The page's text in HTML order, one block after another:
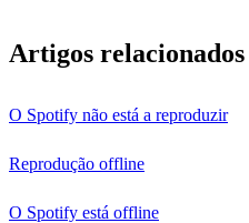
Artigos relacionados
O Spotify não está a reproduzir
Reprodução offline
O Spotify está offline